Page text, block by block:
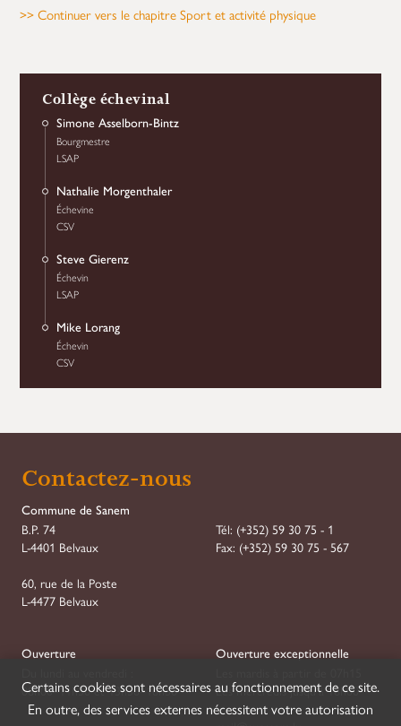
>> Continuer vers le chapitre Sport et activité physique
Collège échevinal
Simone Asselborn-Bintz
Bourgmestre
LSAP
Nathalie Morgenthaler
Échevine
CSV
Steve Gierenz
Échevin
LSAP
Mike Lorang
Échevin
CSV
Contactez-nous
Commune de Sanem
B.P. 74
L-4401 Belvaux
60, rue de la Poste
L-4477 Belvaux
Tél: (+352) 59 30 75 - 1
Fax: (+352) 59 30 75 - 567
Ouverture
08h00–11h30 et 13h30–16h30
Ouverture exceptionnelle
Les mercredis jusqu'à 18h00
Certains cookies sont nécessaires au fonctionnement de ce site.
En outre, des services externes nécessitent votre autorisation